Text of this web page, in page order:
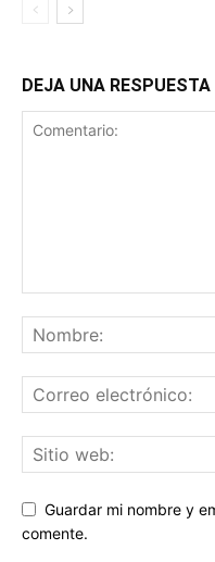
DEJA UNA RESPUESTA
Guardar mi nombre y
comente.